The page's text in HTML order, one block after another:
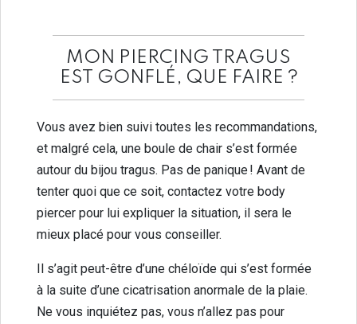
MON PIERCING TRAGUS
EST GONFLÉ, QUE FAIRE ?
Vous avez bien suivi toutes les recommandations,
et malgré cela, une boule de chair s’est formée
autour du bijou tragus. Pas de panique ! Avant de
tenter quoi que ce soit, contactez votre body
piercer pour lui expliquer la situation, il sera le
mieux placé pour vous conseiller.
Il s’agit peut-être d’une chéloïde qui s’est formée
à la suite d’une cicatrisation anormale de la plaie.
Ne vous inquiétez pas, vous n’allez pas pour